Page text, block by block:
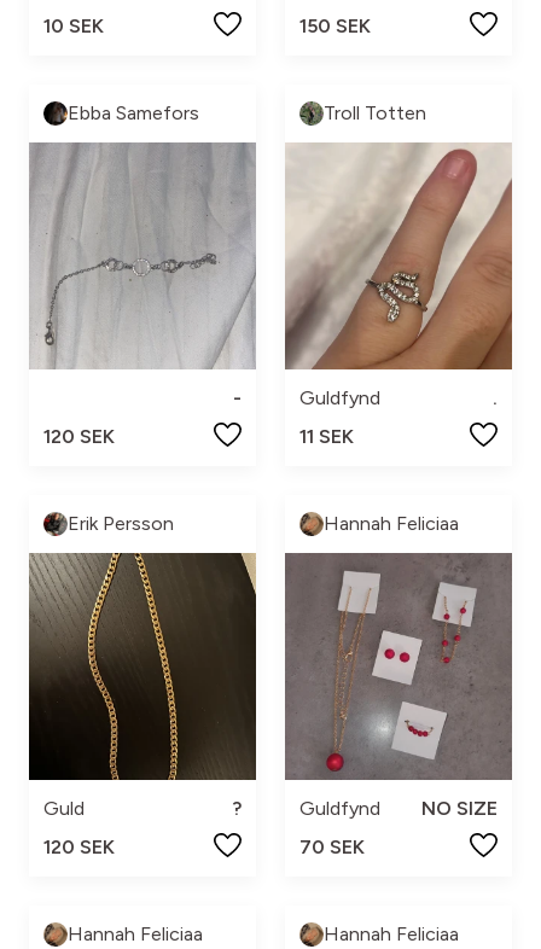
10 SEK
150 SEK
Ebba Samefors
-
120 SEK
Troll Totten
Guldfynd
.
11 SEK
Erik Persson
Guld
?
120 SEK
Hannah Feliciaa
Guldfynd
NO SIZE
70 SEK
Hannah Feliciaa Hannah Feliciaa